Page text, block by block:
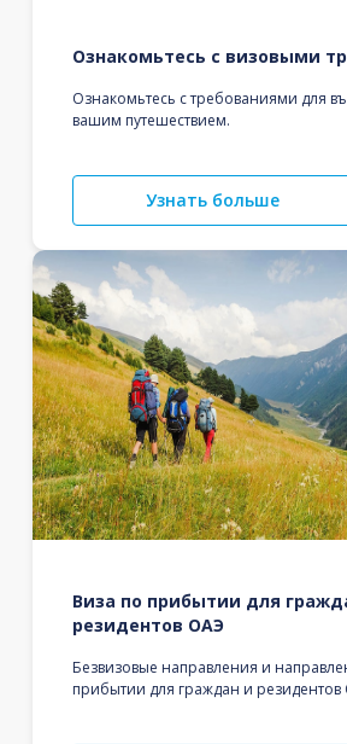
Ознакомьтесь с визовыми
Ознакомьтесь с требованиями для
вашим путешествием.
Узнать больше
Виза по прибытии для
резидентов ОАЭ
Безвизовые направления и
прибытии для граждан и